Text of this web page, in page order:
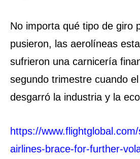
No importa qué tipo de giro
pusieron, las aerolíneas
sufrieron una carnicería
segundo trimestre cuando
desgarró la industria y la
https://
airlines-brace-for-further-